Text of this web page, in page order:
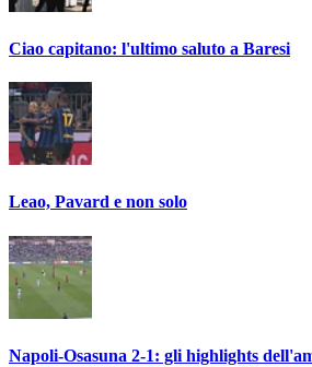
Ciao capitano: l'ultimo saluto a Baresi
Leao, Pavard e non solo
Napoli-Osasuna 2-1: gli highlights